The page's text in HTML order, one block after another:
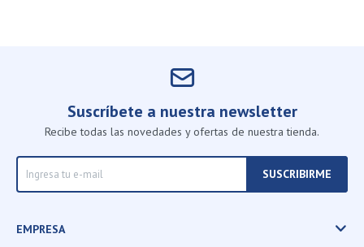
Suscríbete a nuestra newsletter
Recibe todas las novedades y ofertas de nuestra tienda.
SUSCRIBIRME
EMPRESA